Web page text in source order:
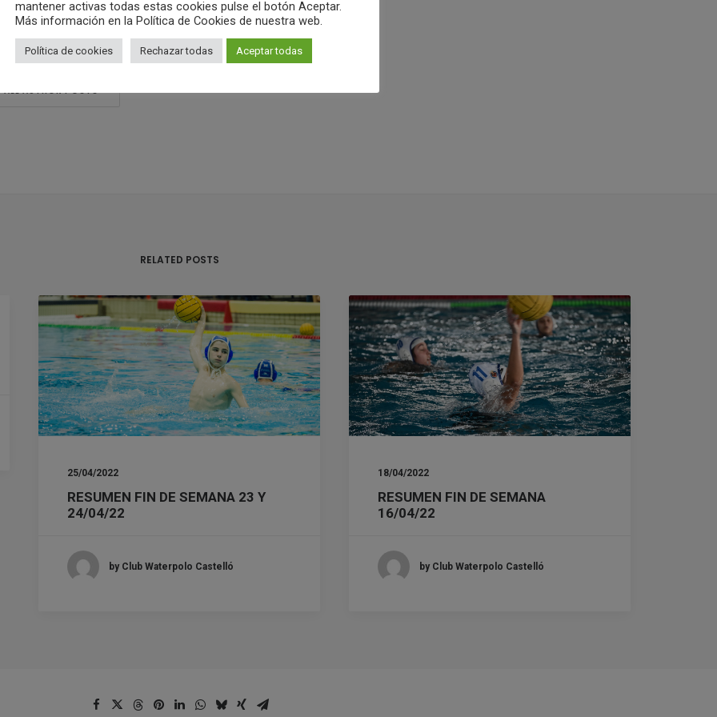
Waterpolo Castelló
ALL AUTHOR POSTS
RELATED POSTS
25/04/2022
RESUMEN FIN DE SEMANA 23 Y
24/04/22
by Club Waterpolo Castelló
18/04/2022
RESUMEN FIN DE SEMANA
16/04/22
by Club Waterpolo Castelló
mantener activas todas estas cookies pulse el botón Aceptar.
Más información en la Política de Cookies de nuestra web.
Política de cookies Rechazar todas Aceptar todas